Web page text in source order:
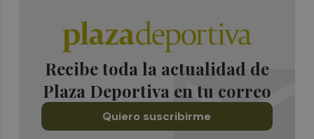
Recibe toda la actualidad de
Plaza Deportiva en tu correo
Quiero suscribirme